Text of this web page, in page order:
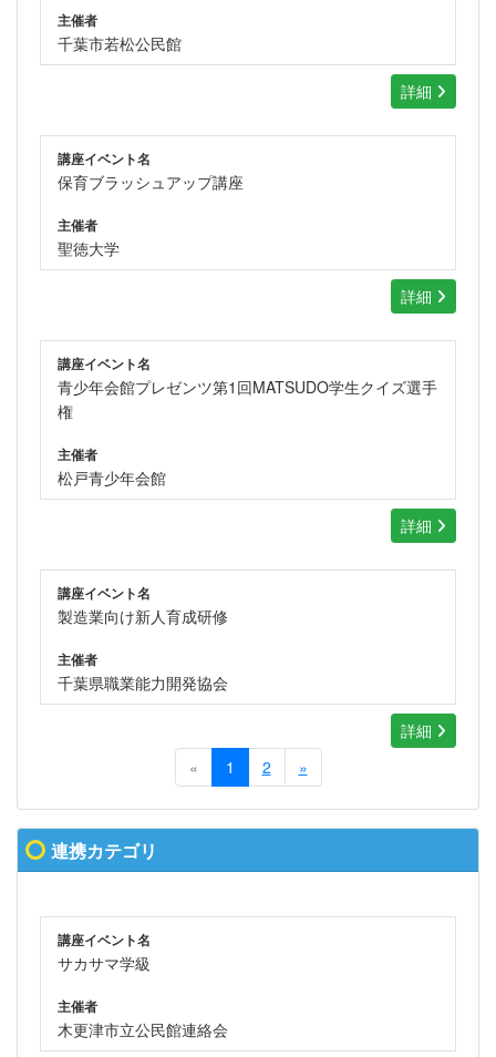
主催者
千葉市若松公民館
詳細
講座イベント名
保育ブラッシュアップ講座
主催者
聖徳大学
詳細
講座イベント名
青少年会館プレゼンツ第1回MATSUDO学生クイズ選手
権
主催者
松戸青少年会館
詳細
講座イベント名
製造業向け新人育成研修
主催者
千葉県職業能力開発協会
詳細
«
1 2 »
連携カテゴリ
講座イベント名
サカサマ学級
主催者
木更津市立公民館連絡会